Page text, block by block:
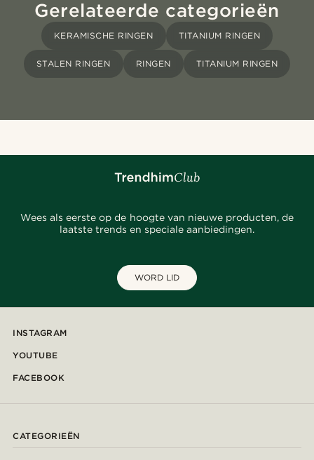
Gerelateerde categorieën
KERAMISCHE RINGEN TITANIUM RINGEN
STALEN RINGEN RINGEN TITANIUM RINGEN
Wees als eerste op de hoogte van nieuwe producten, de
laatste trends en speciale aanbiedingen.
WORD LID
INSTAGRAM
YOUTUBE
FACEBOOK
CATEGORIEËN